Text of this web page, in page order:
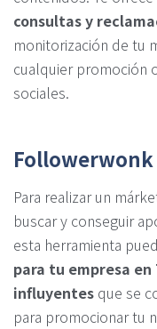
consultas y
monitorización de tu
cualquier promoción
sociales.
Followerwonk
Para realizar un
buscar y conseguir
esta herramienta
para tu empresa
influyentes que se
para promocionar tu